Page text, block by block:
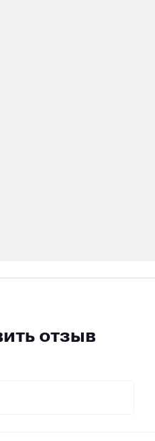
отзыв